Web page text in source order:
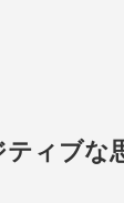
ティブな